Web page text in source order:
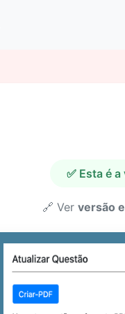
✅ Esta é
🔗 Ver versão